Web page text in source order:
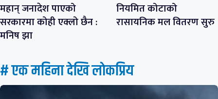
महान् जनादेश पाएको
सरकारमा कोही एक्लो छैन :
मनिष झा
नियमित कोटाको
रासायनिक मल वितरण सुरु
# एक महिना देखि लाेकप्रिय